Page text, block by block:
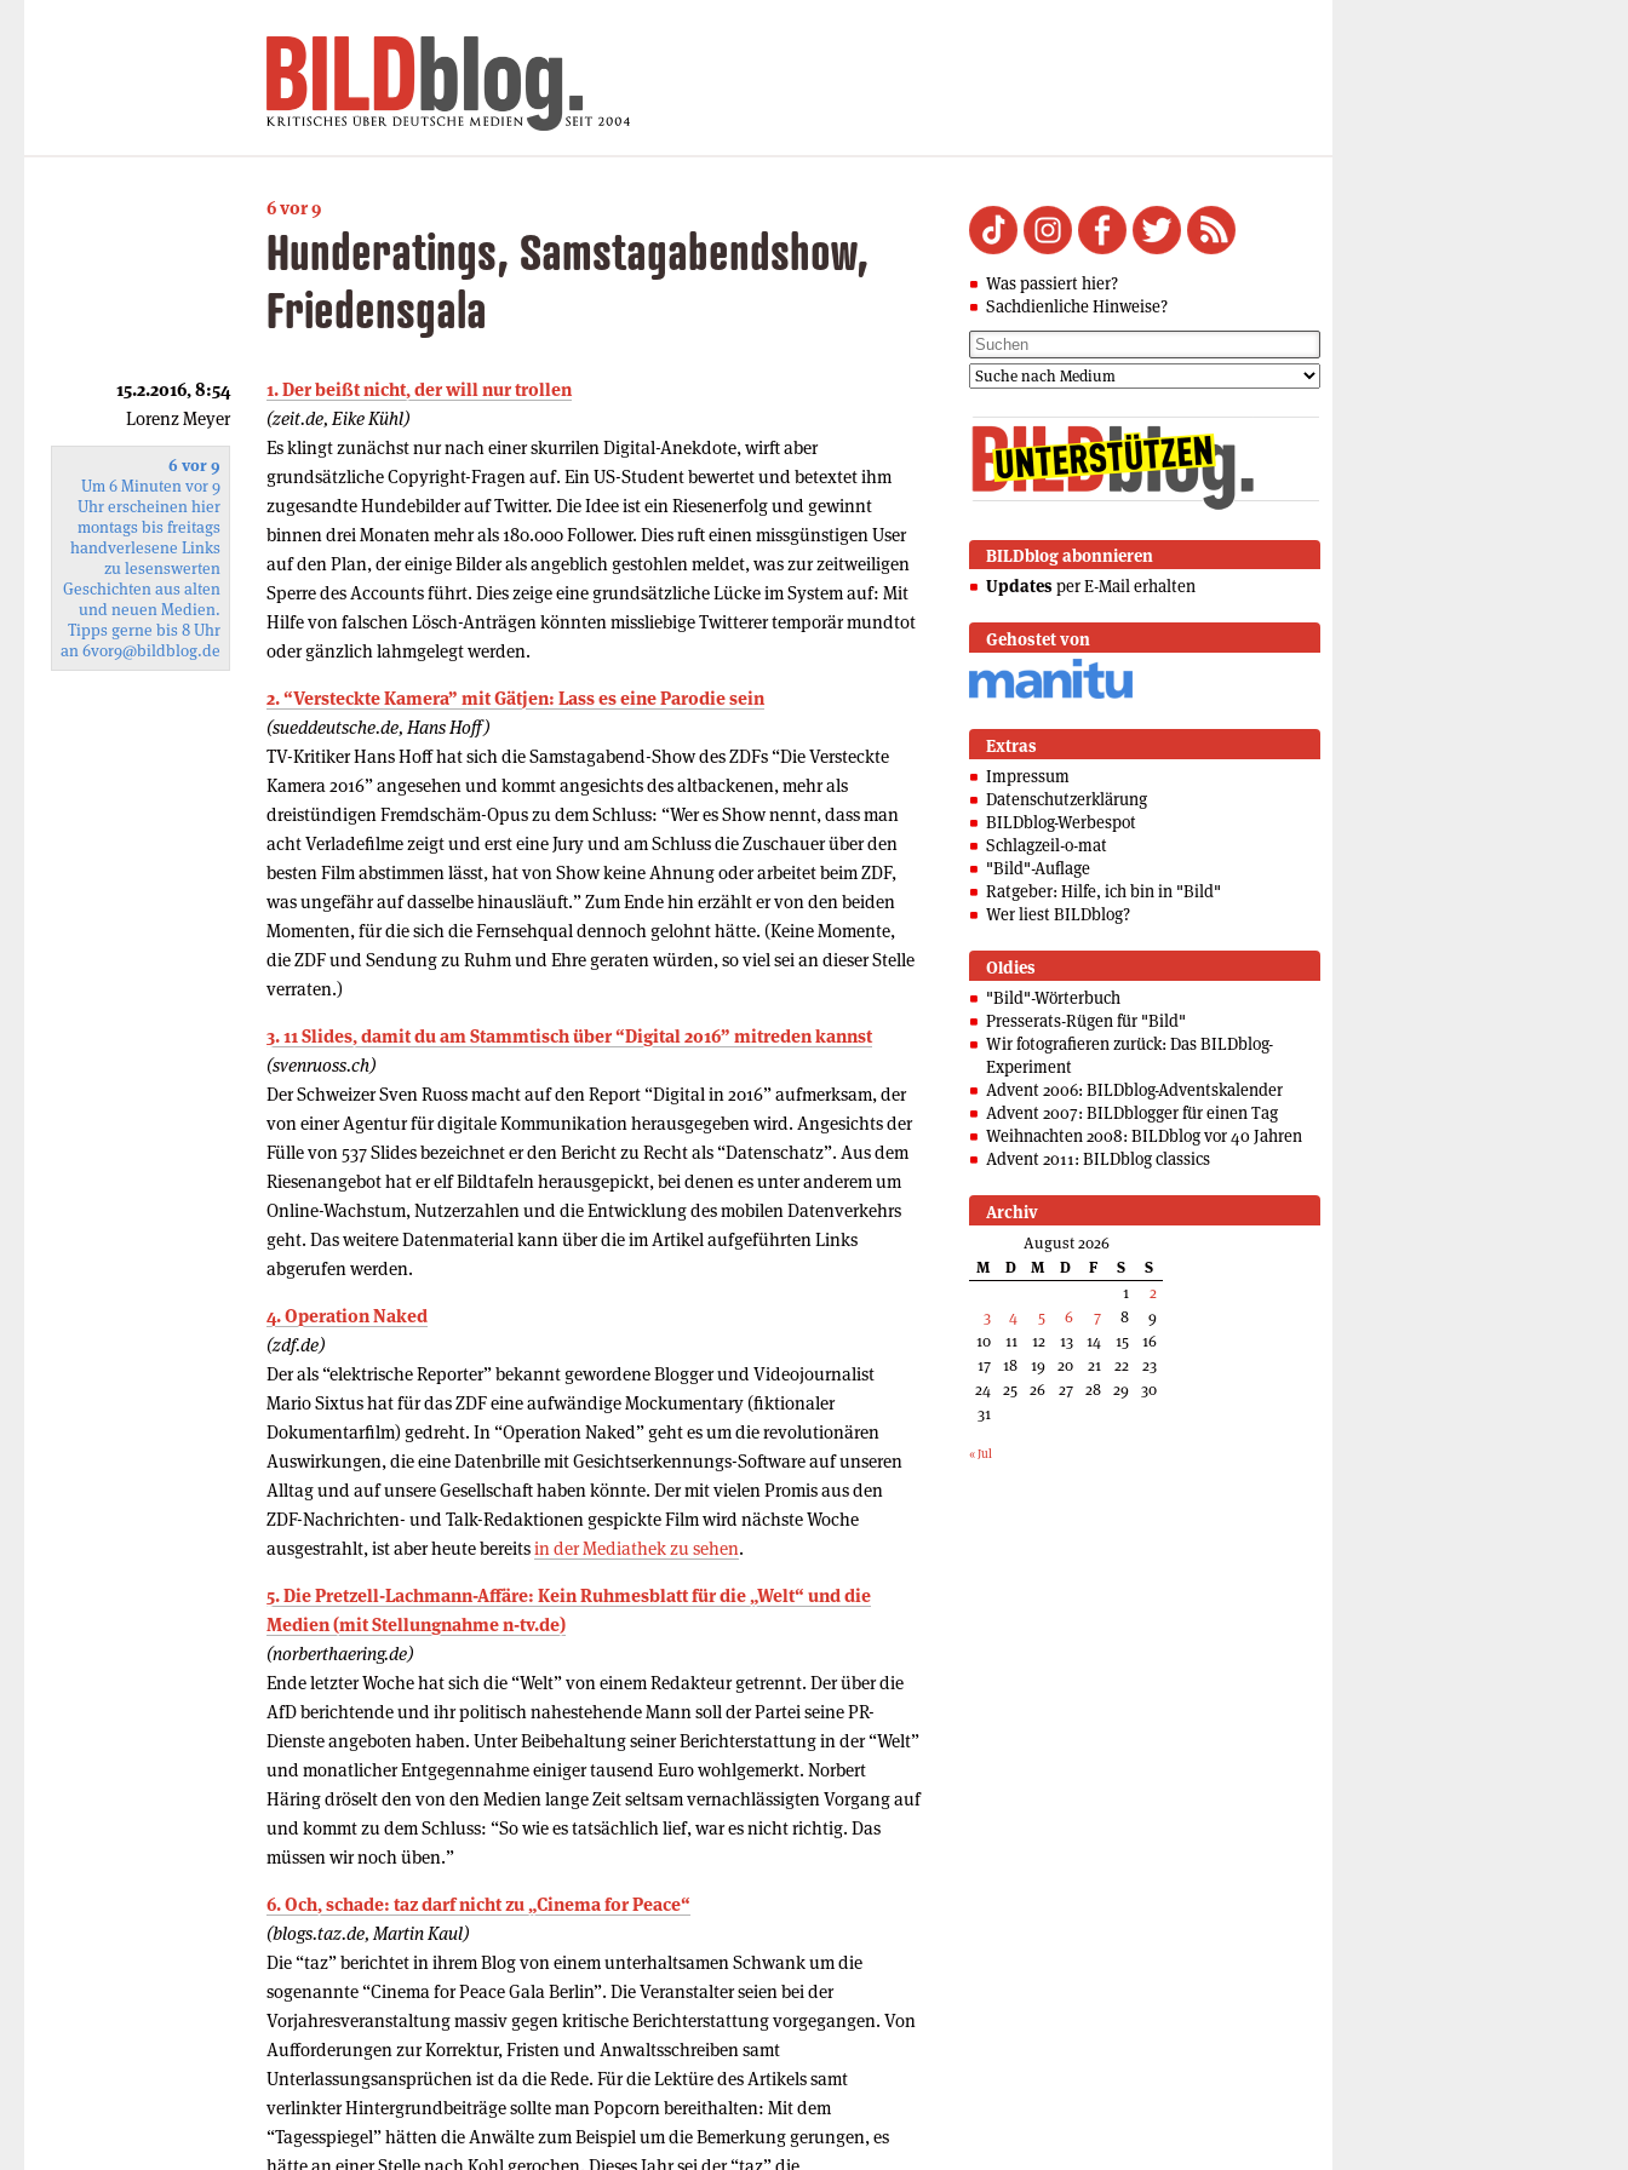
6 vor 9
Hunderatings, Samstagabendshow,
Friedensgala
1. Der beißt nicht, der will nur trollen
(zeit.de, Eike Kühl)
Es klingt zunächst nur nach einer skurrilen Digital-Anekdote, wirft aber
grundsätzliche Copyright-Fragen auf. Ein US-Student bewertet und betextet ihm
zugesandte Hundebilder auf Twitter. Die Idee ist ein Riesenerfolg und gewinnt
binnen drei Monaten mehr als 180.000 Follower. Dies ruft einen missgünstigen User
auf den Plan, der einige Bilder als angeblich gestohlen meldet, was zur zeitweiligen
Sperre des Accounts führt. Dies zeige eine grundsätzliche Lücke im System auf: Mit
Hilfe von falschen Lösch-Anträgen könnten missliebige Twitterer temporär mundtot
oder gänzlich lahmgelegt werden.
2. “Versteckte Kamera” mit Gätjen: Lass es eine Parodie sein
(sueddeutsche.de, Hans Hoff)
TV-Kritiker Hans Hoff hat sich die Samstagabend-Show des ZDFs “Die Versteckte
Kamera 2016” angesehen und kommt angesichts des altbackenen, mehr als
dreistündigen Fremdschäm-Opus zu dem Schluss: “Wer es Show nennt, dass man
acht Verladefilme zeigt und erst eine Jury und am Schluss die Zuschauer über den
besten Film abstimmen lässt, hat von Show keine Ahnung oder arbeitet beim ZDF,
was ungefähr auf dasselbe hinausläuft.” Zum Ende hin erzählt er von den beiden
Momenten, für die sich die Fernsehqual dennoch gelohnt hätte. (Keine Momente,
die ZDF und Sendung zu Ruhm und Ehre geraten würden, so viel sei an dieser Stelle
verraten.)
3. 11 Slides, damit du am Stammtisch über “Digital 2016” mitreden kannst
(svenruoss.ch)
Der Schweizer Sven Ruoss macht auf den Report “Digital in 2016” aufmerksam, der
von einer Agentur für digitale Kommunikation herausgegeben wird. Angesichts der
Fülle von 537 Slides bezeichnet er den Bericht zu Recht als “Datenschatz”. Aus dem
Riesenangebot hat er elf Bildtafeln herausgepickt, bei denen es unter anderem um
Online-Wachstum, Nutzerzahlen und die Entwicklung des mobilen Datenverkehrs
geht. Das weitere Datenmaterial kann über die im Artikel aufgeführten Links
abgerufen werden.
4. Operation Naked
(zdf.de)
Der als “elektrische Reporter” bekannt gewordene Blogger und Videojournalist
Mario Sixtus hat für das ZDF eine aufwändige Mockumentary (fiktionaler
Dokumentarfilm) gedreht. In “Operation Naked” geht es um die revolutionären
Auswirkungen, die eine Datenbrille mit Gesichtserkennungs-Software auf unseren
Alltag und auf unsere Gesellschaft haben könnte. Der mit vielen Promis aus den
ZDF-Nachrichten- und Talk-Redaktionen gespickte Film wird nächste Woche
ausgestrahlt, ist aber heute bereitsin der Mediathek zu sehen.
5. Die Pretzell-Lachmann-Affäre: Kein Ruhmesblatt für die „Welt“ und die
Medien (mit Stellungnahme n-tv.de)
(norberthaering.de)
Ende letzter Woche hat sich die “Welt” von einem Redakteur getrennt. Der über die
AfD berichtende und ihr politisch nahestehende Mann soll der Partei seine PR-
Dienste angeboten haben. Unter Beibehaltung seiner Berichterstattung in der “Welt”
und monatlicher Entgegennahme einiger tausend Euro wohlgemerkt. Norbert
Häring dröselt den von den Medien lange Zeit seltsam vernachlässigten Vorgang auf
und kommt zu dem Schluss: “So wie es tatsächlich lief, war es nicht richtig. Das
müssen wir noch üben.”
6. Och, schade: taz darf nicht zu „Cinema for Peace“
(blogs.taz.de, Martin Kaul)
Die “taz” berichtet in ihrem Blog von einem unterhaltsamen Schwank um die
sogenannte “Cinema for Peace Gala Berlin”. Die Veranstalter seien bei der
Vorjahresveranstaltung massiv gegen kritische Berichterstattung vorgegangen. Von
Aufforderungen zur Korrektur, Fristen und Anwaltsschreiben samt
Unterlassungsansprüchen ist da die Rede. Für die Lektüre des Artikels samt
verlinkter Hintergrundbeiträge sollte man Popcorn bereithalten: Mit dem
“Tagesspiegel” hätten die Anwälte zum Beispiel um die Bemerkung gerungen, es
hätte an einer Stelle nach Kohl gerochen. Dieses Jahr sei der “taz” die
15.2.2016, 8:54
Lorenz Meyer
6 vor 9
Um 6 Minuten vor 9
Uhr erscheinen hier
montags bis freitags
handverlesene Links
zu lesenswerten
Geschichten aus alten
und neuen Medien.
Tipps gerne bis 8 Uhr
an6vor9@bildblog.de
Was passiert hier?
Sachdienliche Hinweise?
BILDblog abonnieren
Updates per E-Mail erhalten
Gehostet von
Extras
Impressum
Datenschutzerklärung
BILDblog-Werbespot
Schlagzeil-o-mat
"Bild"-Auflage
Ratgeber: Hilfe, ich bin in "Bild"
Wer liest BILDblog?
Oldies
"Bild"-Wörterbuch
Presserats-Rügen für "Bild"
Wir fotografieren zurück: Das BILDblog-
Experiment
Advent 2006: BILDblog-Adventskalender
Advent 2007: BILDblogger für einen Tag
Weihnachten 2008: BILDblog vor 40 Jahren
Advent 2011: BILDblog classics
Archiv
August 2026
M
D M D F S
S
1
2
3
4 5 6 7 8
9
10
11 12 13 14 15
16
17 18 19 20 21 22
23
24 25 26 27 28 29 30
31
« Jul